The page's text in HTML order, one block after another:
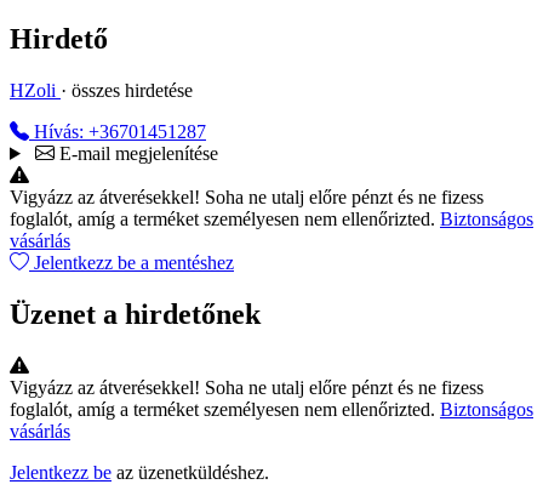
Hirdető
HZoli · összes hirdetése
Hívás: +36701451287
E-mail megjelenítése
Vigyázz az átverésekkel! Soha ne utalj előre pénzt és ne fizess
foglalót, amíg a terméket személyesen nem ellenőrizted. Biztonságos
vásárlás
Jelentkezz be a mentéshez
Üzenet a hirdetőnek
Vigyázz az átverésekkel! Soha ne utalj előre pénzt és ne fizess
foglalót, amíg a terméket személyesen nem ellenőrizted. Biztonságos
vásárlás
Jelentkezz be az üzenetküldéshez.